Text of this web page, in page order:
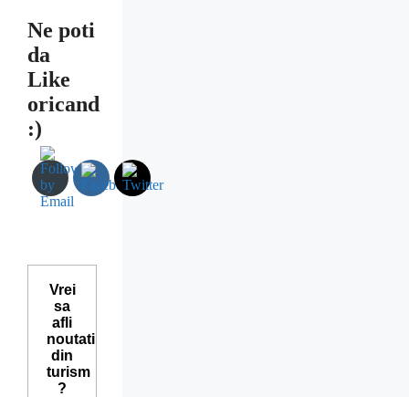
Ne poti
da
Like
oricand
:)
Vrei
sa
afli
noutati
din
turism
?